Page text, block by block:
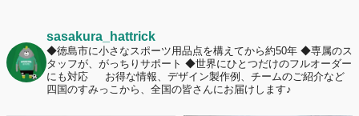
2026年7月2日
名前入りユニフォームで子どもの自信が「プラスになった」と感じた保
護者は約67%！「やや高いと感じたが納得して購入した」と価値を実感
する声も32.7%に！
sasakura_hattrick
◆徳島市に小さなスポーツ用品点を構えてから約50年 ◆専属のス
タッフが、がっちりサポート ◆世界にひとつだけのフルオーダー
にも対応
お得な情報、デザイン製作例、チームのご紹介など
四国のすみっこから、全国の皆さんにお届けします♪